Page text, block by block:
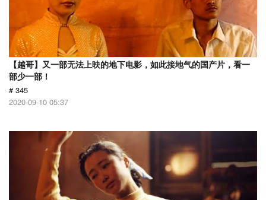
【越哥】又一部无法上映的地下电影，如此接地气的国产片，看一
部少一部！
# 345
2020-09-10 05:37